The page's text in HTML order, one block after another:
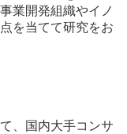
業開発組織やイノ
を当てて研究をお
、国内大手コンサ